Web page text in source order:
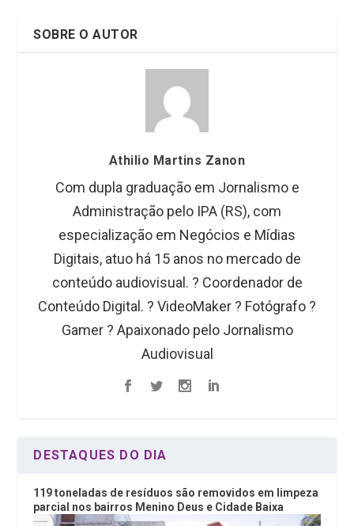
SOBRE O AUTOR
Athilio Martins Zanon
Com dupla graduação em Jornalismo e
Administração pelo IPA (RS), com
especialização em Negócios e Mídias
Digitais, atuo há 15 anos no mercado de
conteúdo audiovisual. ?️ Coordenador de
Conteúdo Digital. ? VideoMaker ? Fotógrafo ?
Gamer ? Apaixonado pelo Jornalismo
Audiovisual
DESTAQUES DO DIA
119 toneladas de resíduos são removidos em limpeza
parcial nos bairros Menino Deus e Cidade Baixa